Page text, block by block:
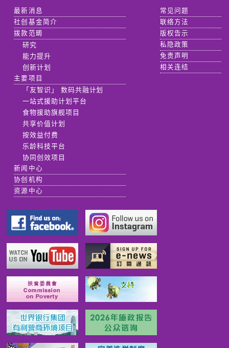
最新消息
社创基金简介
拨款范畴
研究
能力提升
创新计划
主要项目
「友智识」 数码共融计划
一站式援助计划平台
食物援助旗舰项目
共享价值计划
按效益付费
乐龄科技平台
协同创效项目
新闻中心
协创机构
资源中心
常见问题
联络方法
版权告示
私隐政策
免责声明
相关连结